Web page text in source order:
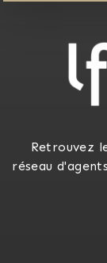
Retrouvez
réseau